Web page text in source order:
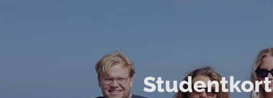
Studentkort